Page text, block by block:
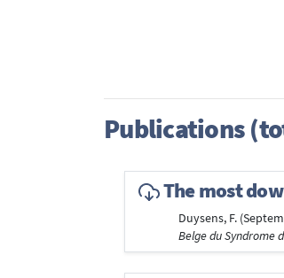
Publications
The most
Duysens, F.
Belge du Syndrome